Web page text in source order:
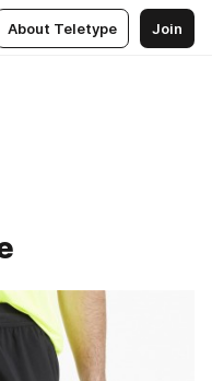
About Teletype Join